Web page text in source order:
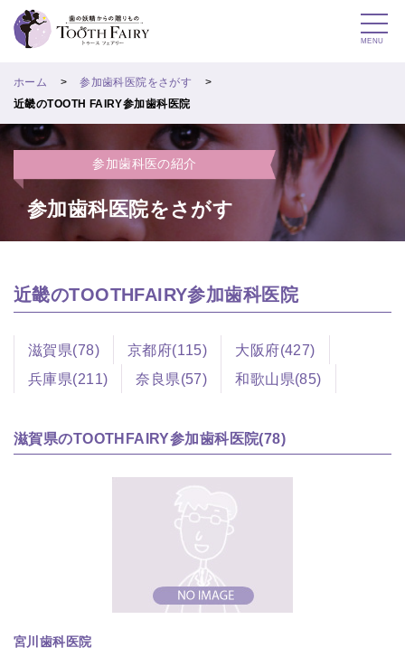
MENU
ホーム
参加歯科医院をさがす
近畿のTOOTH FAIRY参加歯科医院
参加歯科医の紹介
参加歯科医院をさがす
近畿のTOOTHFAIRY参加歯科医院
滋賀県(78) 京都府(115)
大阪府(427)
兵庫県(211)
奈良県(57) 和歌山県(85)
滋賀県のTOOTHFAIRY参加歯科医院(78)
宮川歯科医院